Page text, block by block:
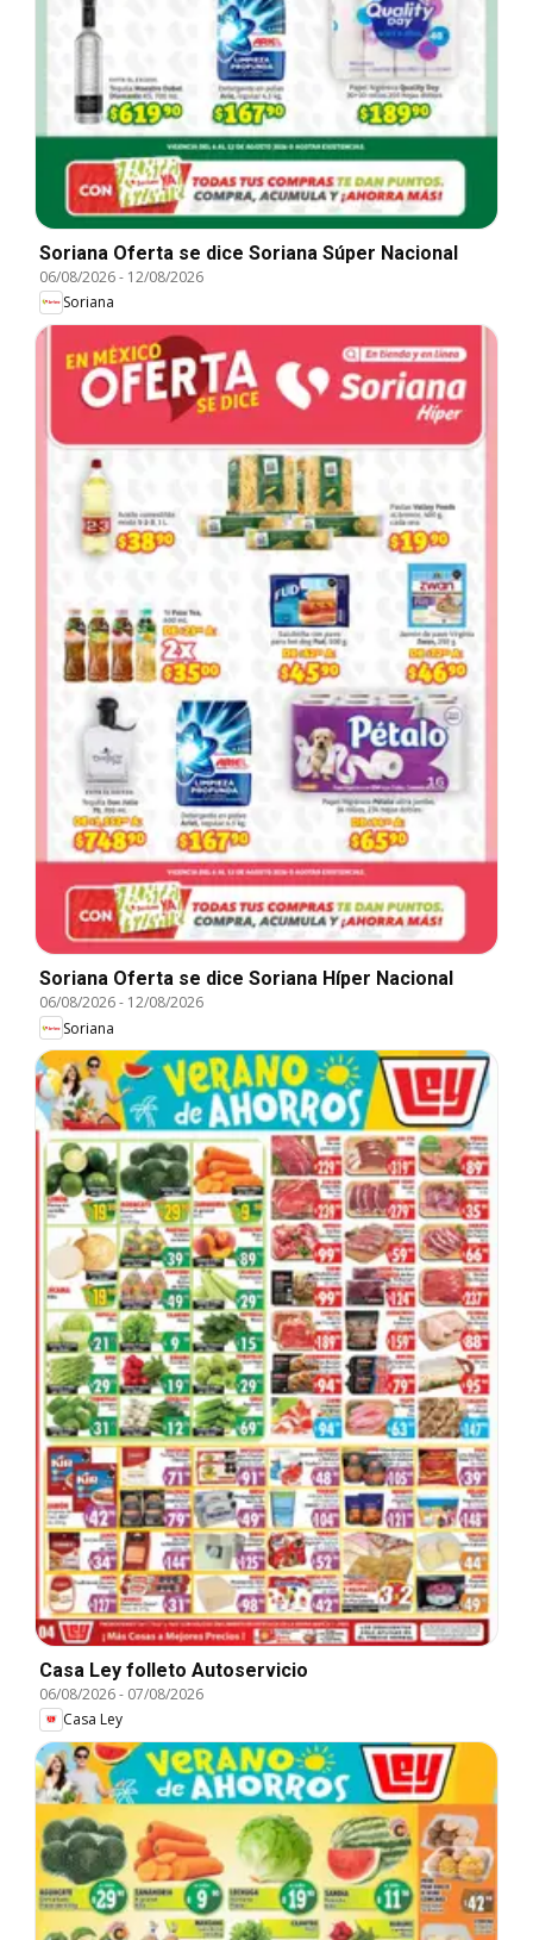
Soriana Oferta se dice Soriana Súper Nacional
06/08/2026- 12/08/2026
Soriana
Soriana Oferta se dice Soriana Híper Nacional
06/08/2026- 12/08/2026
Soriana
Casa Ley folleto Autoservicio
06/08/2026- 07/08/2026
Casa Ley